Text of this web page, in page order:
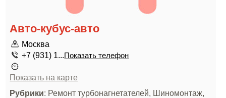
Авто-кубус-авто
Москва
+7 (931) 1...Показать телефон
Показать на карте
Рубрики: Ремонт турбонагнетателей, Шиномонтаж,